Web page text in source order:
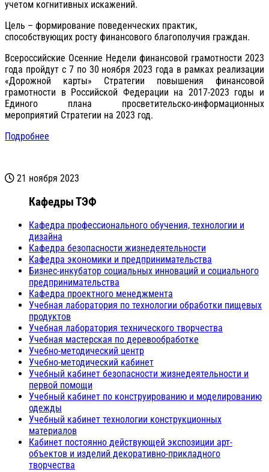
учетом когнитивных искажений.
Цель – формирование поведенческих практик,
способствующих росту финансового благополучия граждан.
Всероссийские Осенние Недели финансовой грамотности 2023
года пройдут с 7 по 30 ноября 2023 года в рамках реализации
«Дорожной карты» Стратегии повышения финансовой
грамотности в Российской Федерации на 2017-2023 годы и
Единого плана просветительско-информационных
мероприятий Стратегии на 2023 год.
Подробнее
21 ноября 2023
Кафедры ТЭФ
Кафедра профессионального обучения, технологии и
дизайна
Кафедра безопасности жизнедеятельности
Кафедра экономики и предпринимательства
Бизнес-инкубатор социальных инноваций и социального
предпринимательства
Кафедра проектного менеджмента
Учебная лаборатория по технологии обработки пищевых
продуктов
Учебная лаборатория технического творчества
Учебная мастерская по деревообработке
Учебно-методический центр
Учебно-методический кабинет
Учебный кабинет безопасности жизнедеятельности и
первой помощи
Учебный кабинет по конструированию и моделированию
одежды
Учебный кабинет технологии конструкционных
материалов
Кабинет постоянно действующей экспозиции арт-
объектов и изделий декоративно-прикладного
творчества